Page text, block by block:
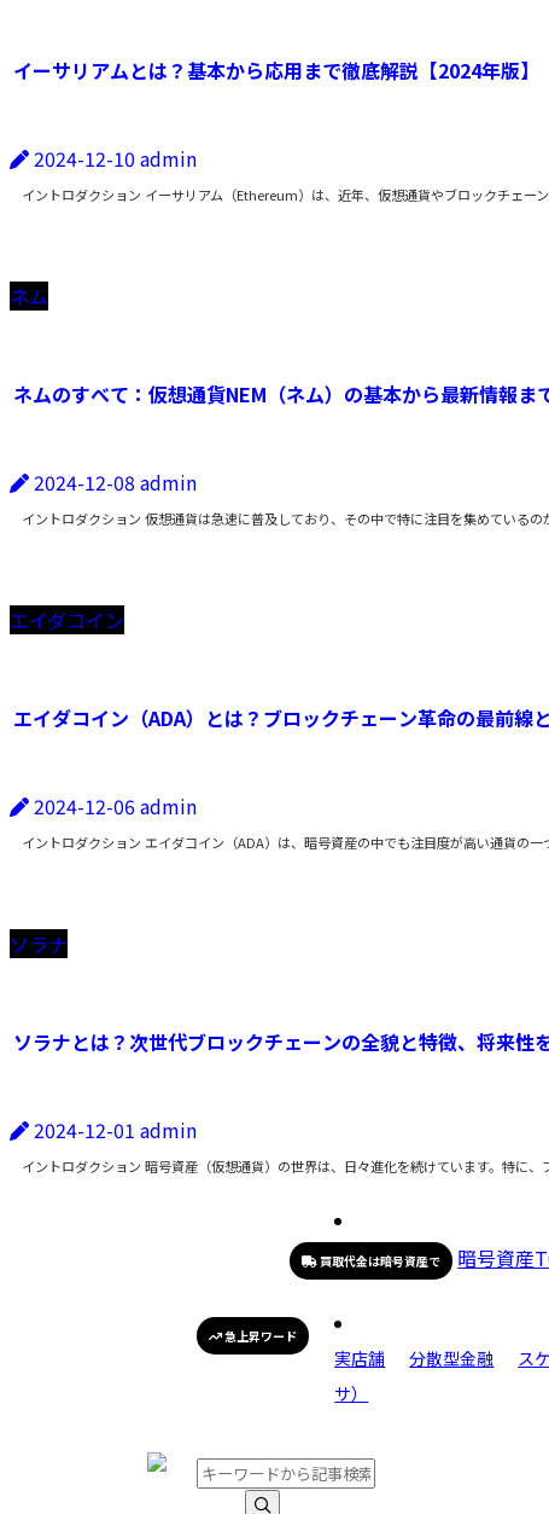
イーサリアムとは？基本から応用まで徹底解説【2024年版】
2024-12-10 admin
イントロダクション イーサリアム（Ethereum）は、近年、仮想通貨やブロックチェー
ネム
ネムのすべて：仮想通貨NEM（ネム）の基本から最新情報ま
2024-12-08 admin
イントロダクション 仮想通貨は急速に普及しており、その中で特に注目を集めている
エイダコイン
エイダコイン（ADA）とは？ブロックチェーン革命の最前線
2024-12-06admin
イントロダクション エイダコイン（ADA）は、暗号資産の中でも注目度が高い通貨の
ソラナ
ソラナとは？次世代ブロックチェーンの全貌と特徴、将来性
2024-12-01 admin
イントロダクション 暗号資産（仮想通貨）の世界は、日々進化を続けています。特に
急上昇ワード
買取代金は暗号資産で 暗号資産
実店舗 分散型金融 ス
サ）